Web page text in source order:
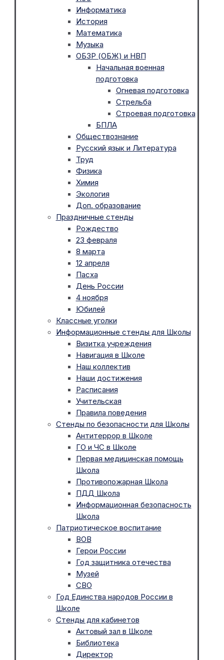
Информатика
История
Математика
Музыка
ОБЗР (ОБЖ) и НВП
Начальная военная
подготовка
Огневая подготовка
Стрельба
Строевая подготовка
БПЛА
Обществознание
Русский язык и Литература
Труд
Физика
Химия
Экология
Доп. образование
Праздничные стенды
Рождество
23 февраля
8 марта
12 апреля
Пасха
День России
4 ноября
Юбилей
Классные уголки
Информационные стенды для Школы
Визитка учреждения
Навигация в Школе
Наш коллектив
Наши достижения
Расписания
Учительская
Правила поведения
Стенды по безопасности для Школы
Антитеррор в Школе
ГО и ЧС в Школе
Первая медицинская помощь
Школа
Противопожарная Школа
ПДД Школа
Информационная безопасность
Школа
Патриотическое воспитание
ВОВ
Герои России
Год защитника отечества
Музей
СВО
Год Единства народов России в
Школе
Стенды для кабинетов
Актовый зал в Школе
Библиотека
Директор